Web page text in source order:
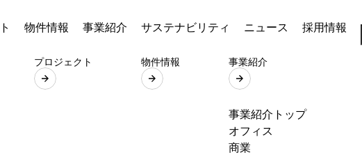
物件情報 事業紹介 サステナビリティ ニュース 採用情報
プロジェクト 物件情報 事業紹介
事業紹介トップ
オフィス
商業